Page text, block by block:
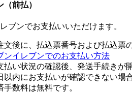
前払）
ブンでお支払いいただけます。
文後に、払込票番号および払込票
ンイレブンでのお支払い方法
払い状況の確認後、発送手続きが
以内にお支払いが確認できない場
手数料は無料です。